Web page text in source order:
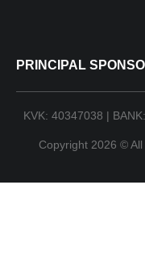
PRINCIPAL
KVK: 40347038 |
Copyright 2026 ©